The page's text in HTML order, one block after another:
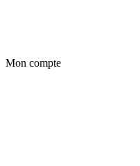
Mon compte